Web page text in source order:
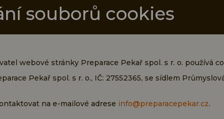
souborů cookies
webové stránky Preparace Pekař spol. s r. o. používá
Pekař spol. s r. o., IČ: 27552365, se sídlem
na e-mailové adrese info@preparacepekar.cz.